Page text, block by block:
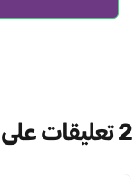
2 تعليقات على “عملية تجميل الجفون”